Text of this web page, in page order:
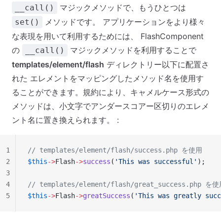
__call() マジックメソッドで、もうひとつは
set()
メソッドです。 アプリケーションをより様々
な表現を用いて利用するためには、 FlashComponent
の
__call()
マジックメソッドを利用することで
templates/element/flash ディレクトリー以下に配置さ
れた エレメントをマッピングしたメソッド名を使用す
ることができます。規約により、キャメルケース形式の
メソッドは、小文字でアンダースコアー区切りのエレメ
ント名に置き換えられます。 :
// templates/element/flash/success.php を使用
$this->Flash->success ( 'This was successful' );
// templates/element/flash/great_success.php を使
$this->Flash->greatSuccess ( 'This was greatly
1
2
3
4
5